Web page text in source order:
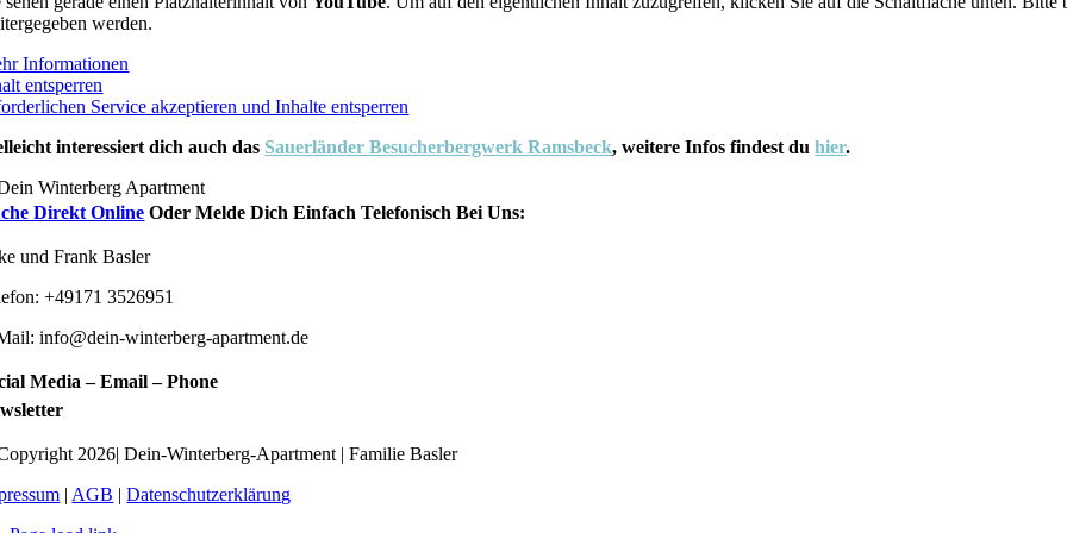
werden.
Informationen
entsperren
Service akzeptieren und Inhalte entsperren
interessiert dich auch das Sauerländer Besucherbergwerk Ramsbeck, weitere Infos findest duhier.
Direkt Online Oder Melde Dich Einfach Telefonisch Bei Uns:
und Frank Basler
+49171 3526951
info@dein-winterberg-apartment.de
Media – Email – Phone
2026| Dein-Winterberg-Apartment | Familie Basler
| AGB |Datenschutzerklärung